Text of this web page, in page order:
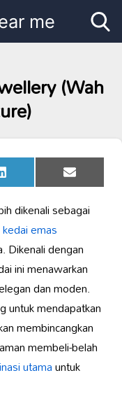
(Wah
Share
on
LinkedIn Share
on
Email
dikenali sebagai
kedai emas
Dikenali dengan
ini menawarkan
dan moden.
untuk mendapatkan
membincangkan
membeli-belah
utamauntuk